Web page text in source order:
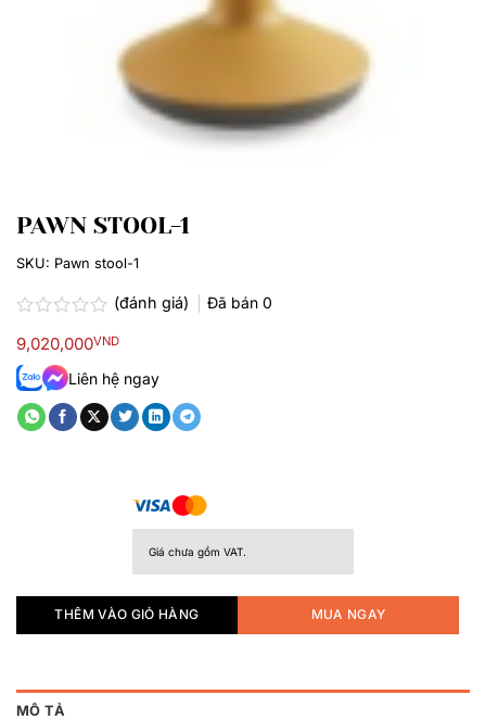
PAWN STOOL-1
xếp
hạng
0.0
sao
(đánh giá) Đã bán 0
9,020,000VND
Liên hệ ngay
Giá chưa gồm VAT.
THÊM VÀO GIỎ HÀNG MUA NGAY
SKU: Pawn stool-1
MÔ TẢ